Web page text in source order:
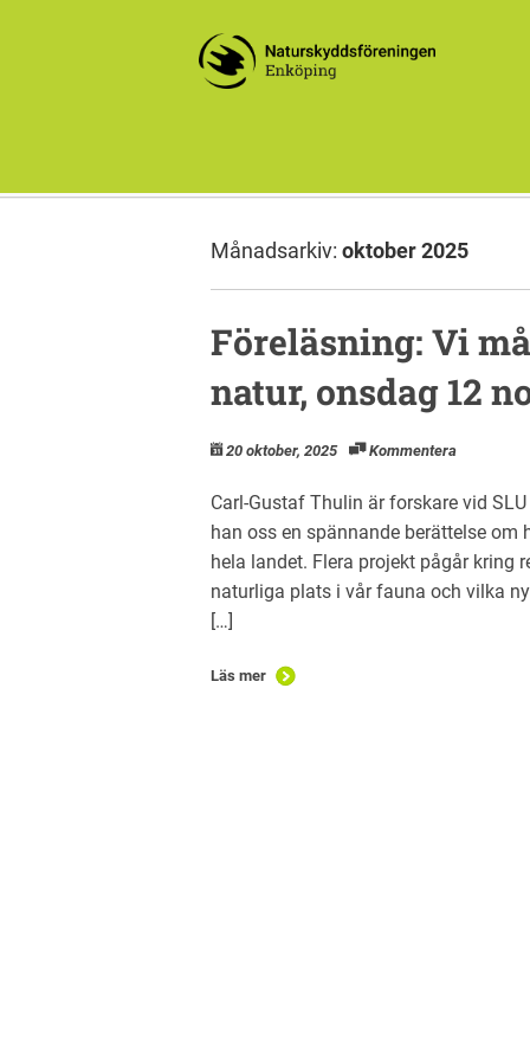
Månadsarkiv: oktober 2025
Föreläsning: Vi
natur, onsdag 12
20 oktober, 2025 Kommentera
Carl-Gustaf Thulin är forskare vid
han oss en spännande berättelse
hela landet. Flera projekt pågår kring
naturliga plats i vår fauna och vilka
[…]
Läs mer